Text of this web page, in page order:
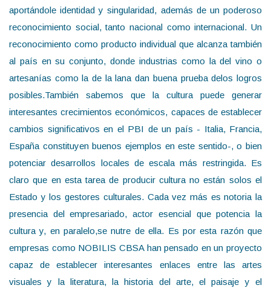
aportándole identidad y singularidad, además de un poderoso
reconocimiento social, tanto nacional como internacional. Un
reconocimiento como producto individual que alcanza también
al país en su conjunto, donde industrias como la del vino o
artesanías como la de la lana dan buena prueba delos logros
posibles.También sabemos que la cultura puede generar
interesantes crecimientos económicos, capaces de establecer
cambios significativos en el PBI de un país - Italia, Francia,
España constituyen buenos ejemplos en este sentido-, o bien
potenciar desarrollos locales de escala más restringida. Es
claro que en esta tarea de producir cultura no están solos el
Estado y los gestores culturales. Cada vez más es notoria la
presencia del empresariado, actor esencial que potencia la
cultura y, en paralelo,se nutre de ella. Es por esta razón que
empresas como NOBILIS CBSA han pensado en un proyecto
capaz de establecer interesantes enlaces entre las artes
visuales y la literatura, la historia del arte, el paisaje y el